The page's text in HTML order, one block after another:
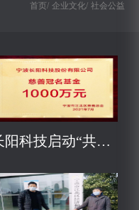
首页/ 企业文化/ 社会公益
长阳科技启动“共同富裕 科教兴国”公益基金